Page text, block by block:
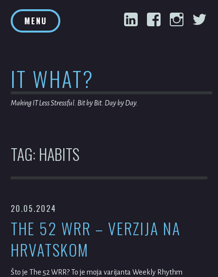
to
content
LinkedInFacebook
MENU
IT WHAT?
Making IT Less Stressful. Bit by Bit. Day by Day.
TAG: HABITS
20.05.2024
THE 52 WRR – VERZIJA NA
HRVATSKOM
Što je The 52 WRR? To je moja varijanta Weekly Rhythm